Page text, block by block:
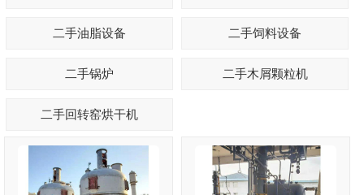
二手油脂设备 二手饲料设备
二手锅炉 二手木屑颗粒机
二手回转窑烘干机